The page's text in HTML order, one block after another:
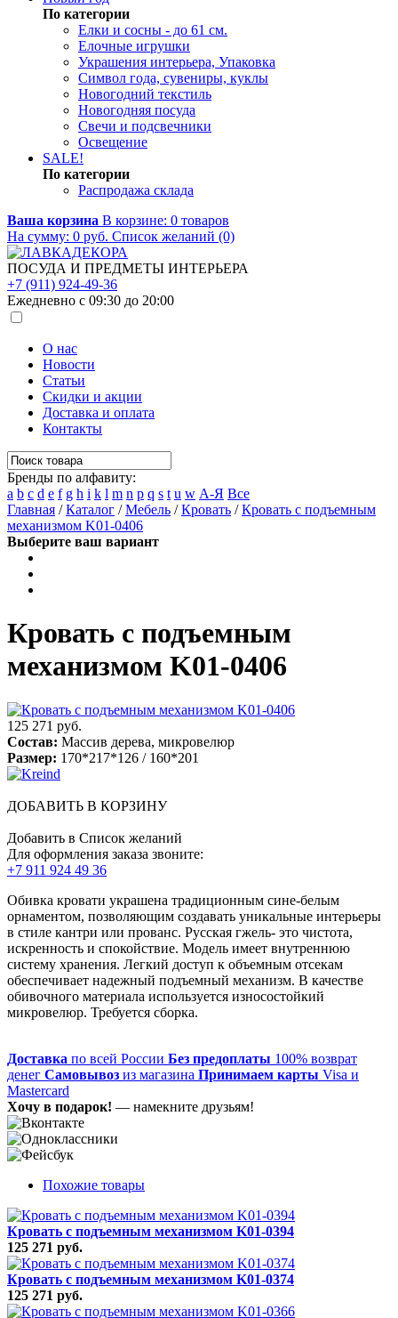
По категории
Елки и сосны - до 61 см.
Елочные игрушки
Украшения интерьера, Упаковка
Символ года, сувениры, куклы
Новогодний текстиль
Новогодняя посуда
Свечи и подсвечники
Освещение
SALE!
По категории
Распродажа склада
Ваша корзина В корзине: 0 товаров
На сумму: 0 руб. Список желаний (0)
ПОСУДА И ПРЕДМЕТЫ ИНТЕРЬЕРА
+7 (911) 924-49-36
Ежедневно с 09:30 до 20:00
О нас
Новости
Статьи
Скидки и акции
Доставка и оплата
Контакты
Бренды по алфавиту:
a b c d e f g h i k l m n p q s t u w А-Я Все
Главная /Каталог /Мебель /Кровать /Кровать с подъемным
механизмом K01-0406
Выберите ваш вариант
Кровать с подъемным
механизмом K01-0406
125 271 руб.
Состав: Массив дерева, микровелюр
Размер: 170*217*126 / 160*201
ДОБАВИТЬ В КОРЗИНУ
Добавить в Список желаний
Для оформления заказа звоните:
+7 911 924 49 36
Обивка кровати украшена традиционным сине-белым
орнаментом, позволяющим создавать уникальные интерьеры
в стиле кантри или прованс. Русская гжель- это чистота,
искренность и спокойствие. Модель имеет внутреннюю
систему хранения. Легкий доступ к объемным отсекам
обеспечивает надежный подъемный механизм. В качестве
обивочного материала используется износостойкий
микровелюр. Требуется сборка.
Доставка по всей России Без предоплаты 100% возврат
денег Самовывоз из магазина Принимаем карты Visa и
Mastercard
Хочу в подарок! — намекните друзьям!
Похожие товары
Кровать с подъемным механизмом K01-0394
125 271 руб.
Кровать с подъемным механизмом K01-0374
125 271 руб.